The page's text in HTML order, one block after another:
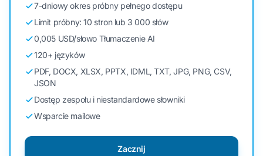
7-dniowy okres próbny pełnego dostępu
Limit próbny: 10 stron lub 3 000 słów
0,005 USD/słowo Tłumaczenie AI
120+ języków
PDF, DOCX, XLSX, PPTX, IDML, TXT, JPG, PNG, CSV,
JSON
Dostęp zespołu i niestandardowe słowniki
Wsparcie mailowe
Zacznij